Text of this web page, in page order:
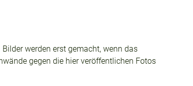
werden erst gemacht, wenn das
gegen die hier veröffentlichen Fotos